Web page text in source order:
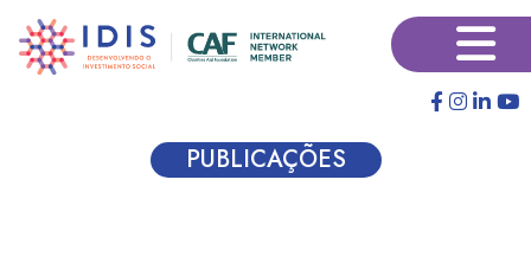
para
×
PUBLICAÇÕES